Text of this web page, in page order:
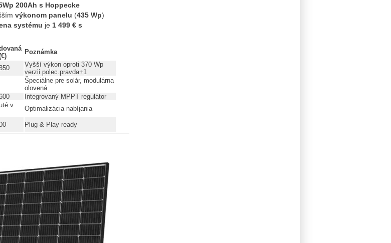
200Ah s Hoppecke
výkonom panelu (435 Wp)
systému je 1 499 € s
Poznámka
Vyšší výkon oproti 370 Wp
verzii polec.pravda+1
Špeciálne pre solár, modulárna
olovená
Integrovaný MPPT regulátor
v
Optimalizácia nabíjania
Plug & Play ready